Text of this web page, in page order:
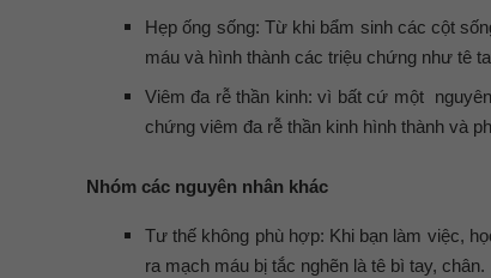
Hẹp ống sống: Từ khi bẩm sinh các cột
máu và hình thành các triệu chứng như tê
Viêm đa rễ thần kinh: vì bất cứ một
chứng viêm đa rễ thần kinh hình thành và
Nhóm các nguyên nhân khác
Tư thế không phù hợp: Khi bạn làm việc,
ra mạch máu bị tắc nghẽn là tê bì tay, chân.